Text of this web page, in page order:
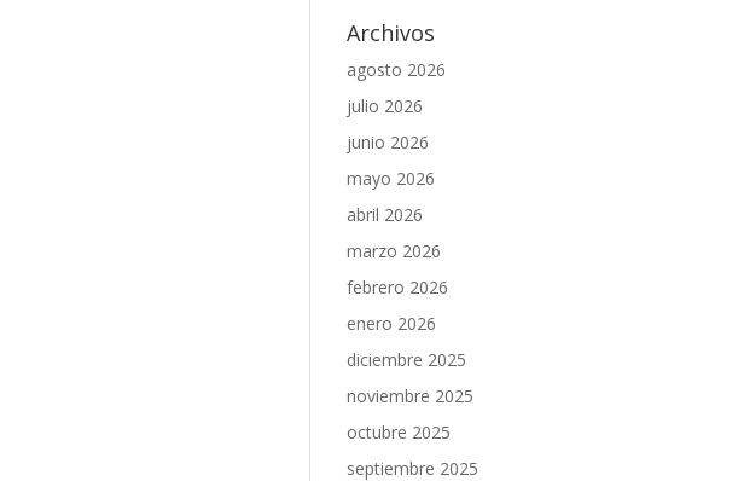
Archivos
agosto 2026
julio 2026
junio 2026
mayo 2026
abril 2026
marzo 2026
febrero 2026
enero 2026
diciembre 2025
noviembre 2025
octubre 2025
septiembre 2025